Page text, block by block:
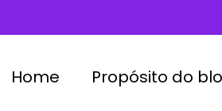
Home Propósito do